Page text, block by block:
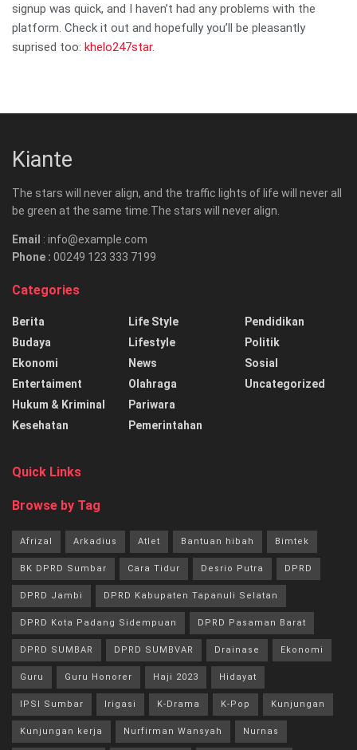
signup was quick, and I haven’t had any problems with the
platform. Check it out and hopefully you’ll be pleasantly
suprised too: khelo247star.
Kiante
The stars will never align, and the traffic lights of life will never all
be green at the same time.The stars will never align.
Email : info@example.com
Phone : 00249 123 333 7199
Categories
Berita
Budaya
Ekonomi
Entertaiment
Hukum & Kriminal
Kesehatan
Life Style
Lifestyle
News
Olahraga
Pariwara
Pemerintahan
Pendidikan
Politik
Sosial
Uncategorized
Quick Links
Browse by Tag
Afrizal Arkadius Atlet Bantuan hibah Bimtek
BK DPRD Sumbar Cara Tidur Desrio Putra DPRD
DPRD Jambi DPRD Kabupaten Tapanuli Selatan
DPRD Kota Padang Sidempuan DPRD Pasaman Barat
DPRD SUMBAR DPRD SUMBVAR Drainase Ekonomi
Guru Guru Honorer Haji 2023 Hidayat
IPSI Sumbar Irigasi K-Drama K-Pop Kunjungan
Kunjungan kerja Nurfirman Wansyah Nurnas